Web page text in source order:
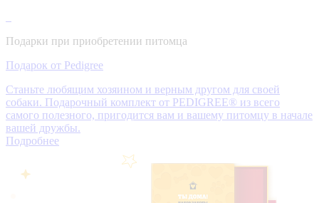
Подарки при приобретении питомца
Подарок от Pedigree
Станьте любящим хозяином и верным другом для своей
собаки. Подарочный комплект от PEDIGREE® из всего
самого полезного, пригодится вам и вашему питомцу в начале
вашей дружбы.
Подробнее